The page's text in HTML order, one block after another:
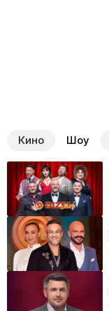
Кино Шоу